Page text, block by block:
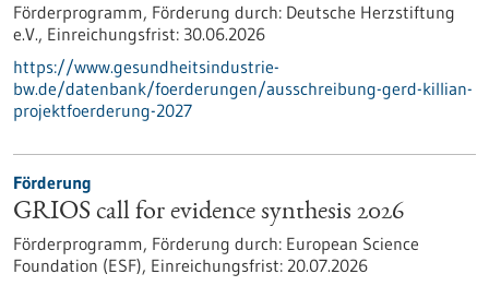
Förderprogramm, Förderung durch: Deutsche Herzstiftung
e.V., Einreichungsfrist: 30.06.2026
https://www.gesundheitsindustrie-
bw.de/datenbank/foerderungen/ausschreibung-gerd-killian-
projektfoerderung-2027
Förderung
GRIOS call for evidence synthesis 2026
Förderprogramm, Förderung durch: European Science
Foundation (ESF), Einreichungsfrist: 20.07.2026